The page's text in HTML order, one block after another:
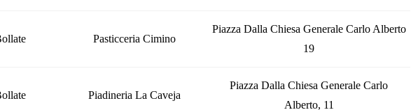
Pasticceria Cimino
Piazza Dalla Chiesa Generale Carlo Alberto
19
Piadineria La Caveja
Piazza Dalla Chiesa Generale Carlo
Alberto, 11